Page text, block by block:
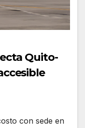
Quito-
con sede en